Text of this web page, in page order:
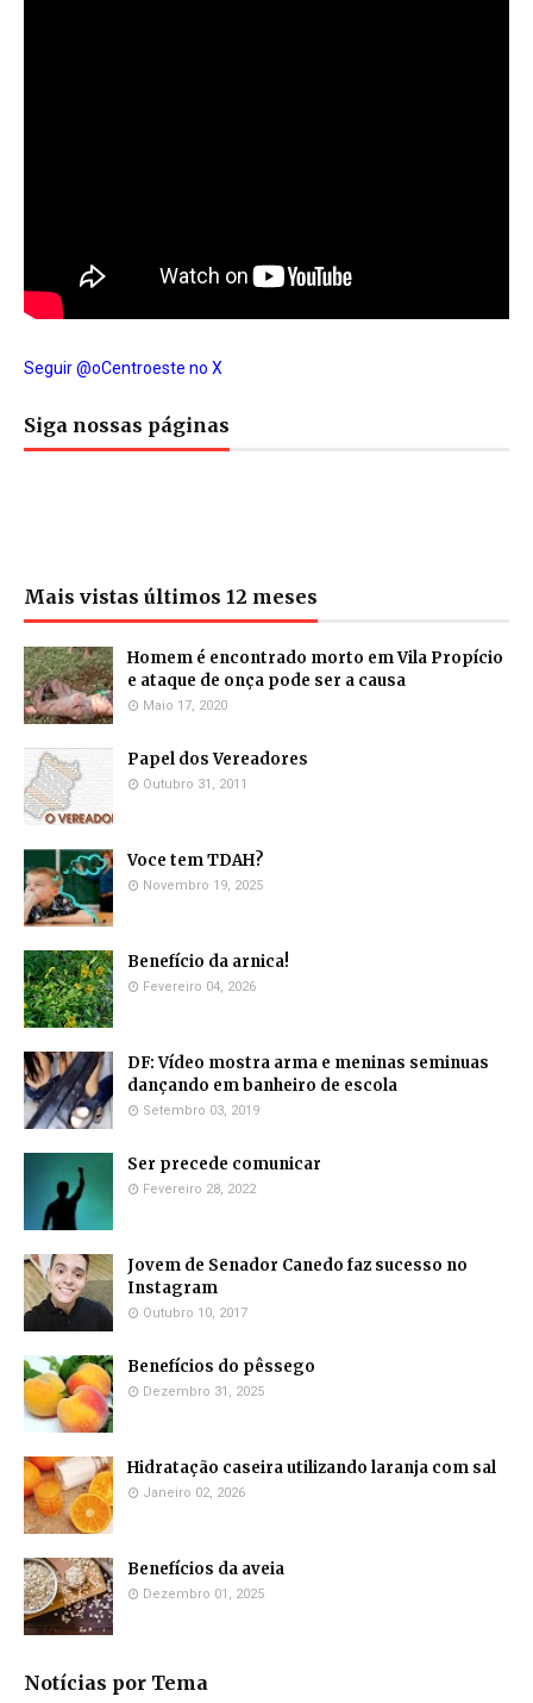
Seguir @oCentroeste no X
Siga nossas páginas
Mais vistas últimos 12 meses
Homem é encontrado morto em Vila Propício
e ataque de onça pode ser a causa
Maio 17, 2020
Papel dos Vereadores
Outubro 31, 2011
Voce tem TDAH?
Novembro 19, 2025
Benefício da arnica!
Fevereiro 04, 2026
DF: Vídeo mostra arma e meninas seminuas
dançando em banheiro de escola
Setembro 03, 2019
Ser precede comunicar
Fevereiro 28, 2022
Jovem de Senador Canedo faz sucesso no
Instagram
Outubro 10, 2017
Benefícios do pêssego
Dezembro 31, 2025
Hidratação caseira utilizando laranja com sal
Janeiro 02, 2026
Benefícios da aveia
Dezembro 01, 2025
Notícias por Tema